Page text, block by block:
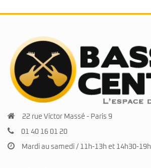
22 rue Victor Massé - Paris 9
01 40 16 01 20
Mardi au samedi / 11h-13h et 14h30-19h